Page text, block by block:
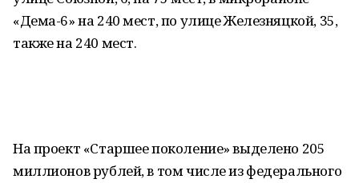
«Дема-6» на 240 мест, по улице Железняцкой, 35,
также на 240 мест.
На проект «Старшее поколение» выделено 205
миллионов рублей, в том числе из федерального